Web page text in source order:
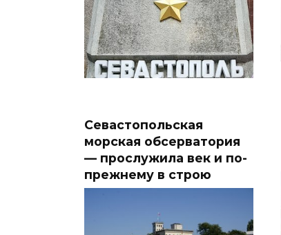
Севастопольская
морская обсерватория
— прослужила век и по-
прежнему в строю